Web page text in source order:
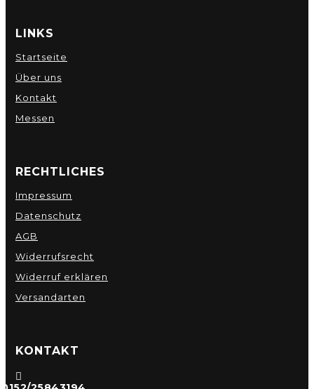
LINKS
Startseite
Über uns
Kontakt
Messen
RECHTLICHES
Impressum
Datenschutz
AGB
Widerrufsrecht
Widerruf erklären
Versandarten
KONTAKT
